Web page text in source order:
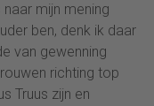
mijn mening
ben, denk ik daar
van gewenning
richting top
Truus zijn en